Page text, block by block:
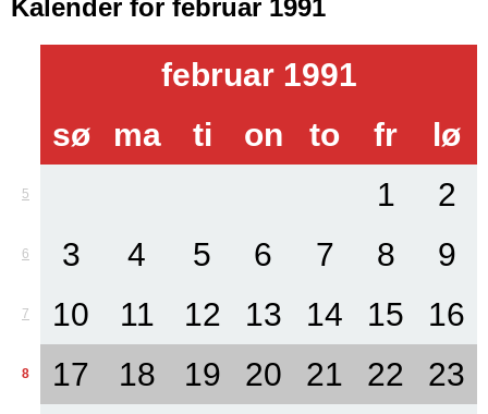
Kalender for februar 1991
februar 1991
sø
ma ti on to fr lø
5 1 2
6 3 4 5 6 7 8 9
7 10 11 12 13 14 15 16
8 17 18 19 20 21 22 23